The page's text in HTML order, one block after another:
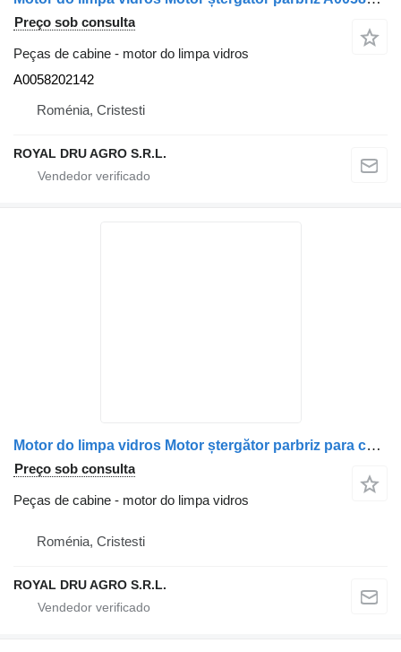
Preço sob consulta
Peças de cabine - motor do limpa vidros
A0058202142
Roménia, Cristesti
ROYAL DRU AGRO S.R.L.
Motor do limpa vidros Motor ștergător parbriz para camião Mercedes-Benz A9578200042
Preço sob consulta
Peças de cabine - motor do limpa vidros
Roménia, Cristesti
ROYAL DRU AGRO S.R.L.